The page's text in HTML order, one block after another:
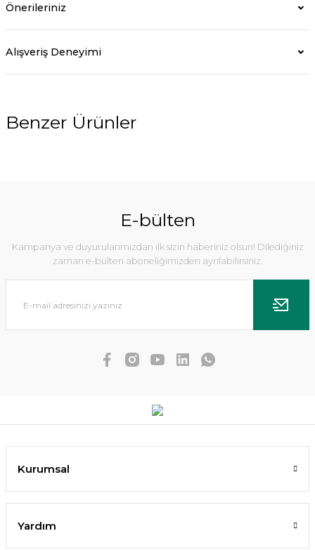
Önerileriniz
Alışveriş Deneyimi
Benzer Ürünler
Echinodorus small bear IN VITRO
452,28 TL
E-bülten
Kampanya ve duyurularımızdan ilk sizin haberiniz olsun! Dilediğiniz
zaman e-bülten aboneliğimizden ayrılabilirsiniz.
Kurumsal
Yardım